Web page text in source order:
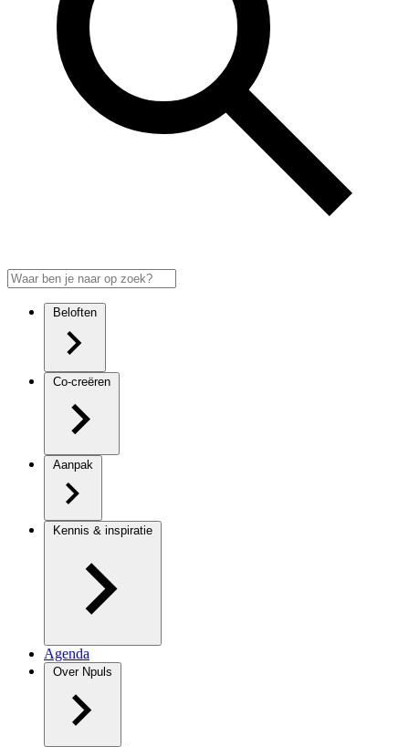
Beloften
Co-creëren
Aanpak
Kennis & inspiratie
Agenda
Over Npuls